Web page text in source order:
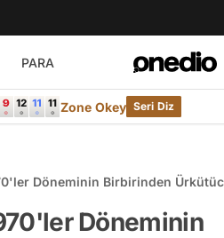
PARA
Zone Okey Seri Diz
Döneminin Birbirinden
Döneminin